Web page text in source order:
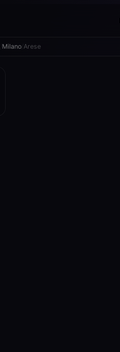
Milano Arese